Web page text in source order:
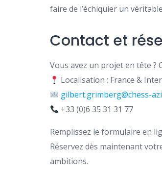
faire de l’échiquier un
Contact et
Vous avez un projet en tête ?
Localisation : France &
gilbert.grimberg@chess-
+33 (0)6 35 31 31 77
Remplissez le formulaire en
Réservez dès maintenant
ambitions.